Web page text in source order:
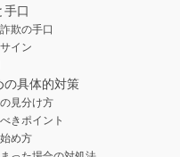
手口
欺の手口
イン
の具体的対策
見分け方
きポイント
め方